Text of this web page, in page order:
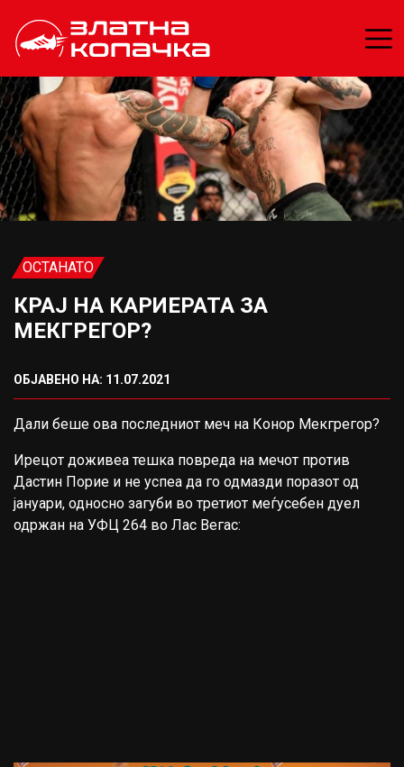
ОСТАНАТО
КРАЈ НА КАРИЕРАТА ЗА
МЕКГРЕГОР?
ОБЈАВЕНО НА: 11.07.2021
Дали беше ова последниот меч на Конор Мекгрегор?
Ирецот доживеа тешка повреда на мечот против
Дастин Порие и не успеа да го одмазди поразот од
јануари, односно загуби во третиот меѓусебен дуел
одржан на УФЦ 264 во Лас Вегас: